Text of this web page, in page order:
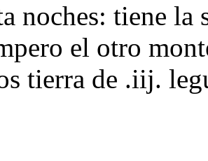
noches: tiene
el otro
tierra de .iij.